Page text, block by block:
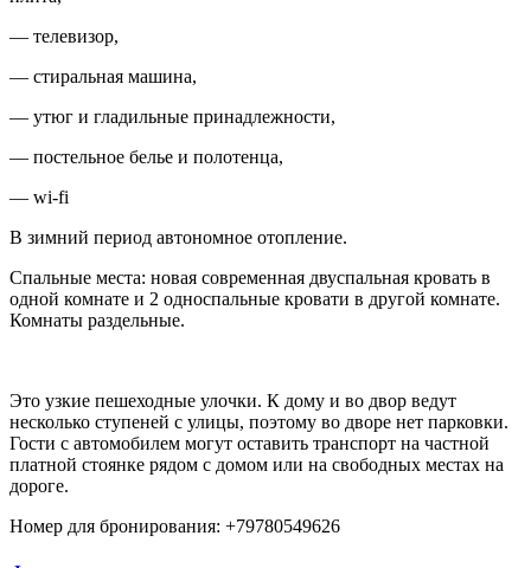
— телевизор,
— стиральная машина,
— утюг и гладильные принадлежности,
— постельное белье и полотенца,
— wi-fi
В зимний период автономное отопление.
Спальные места: новая современная двуспальная кровать в
одной комнате и 2 односпальные кровати в другой комнате.
Комнаты раздельные.
Это узкие пешеходные улочки. К дому и во двор ведут
несколько ступеней с улицы, поэтому во дворе нет парковки.
Гости с автомобилем могут оставить транспорт на частной
платной стоянке рядом с домом или на свободных местах на
дороге.
Номер для бронирования: +79780549626